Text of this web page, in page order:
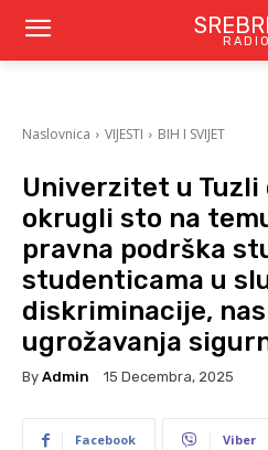
RADIO
Naslovnica VIJESTI BIH I SVIJET
Univerzitet u Tuzli
okrugli sto na
pravna podrška
studenticama u
diskriminacije,
ugrožavanja
By Admin 15 Decembra, 2025
Facebook Viber